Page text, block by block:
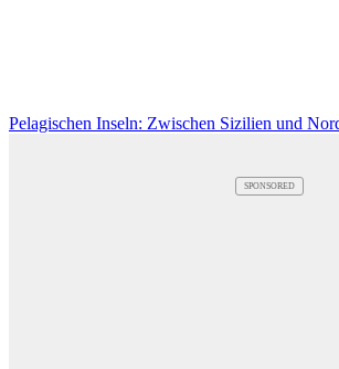
Pelagischen Inseln: Zwischen Sizilien und
SPONSORED